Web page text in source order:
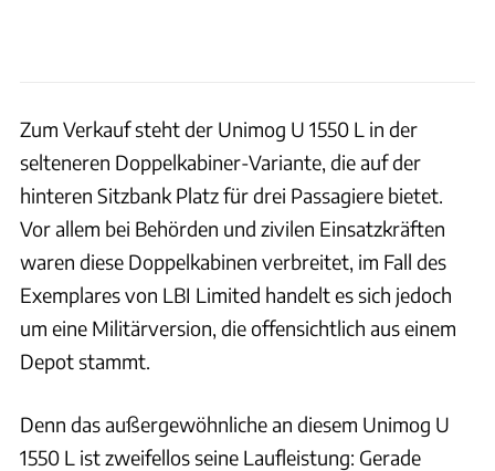
Zum Verkauf steht der Unimog U 1550 L in der
selteneren Doppelkabiner-Variante, die auf der
hinteren Sitzbank Platz für drei Passagiere bietet.
Vor allem bei Behörden und zivilen Einsatzkräften
waren diese Doppelkabinen verbreitet, im Fall des
Exemplares von LBI Limited handelt es sich jedoch
um eine Militärversion, die offensichtlich aus einem
Depot stammt.
Denn das außergewöhnliche an diesem Unimog U
1550 L ist zweifellos seine Laufleistung: Gerade